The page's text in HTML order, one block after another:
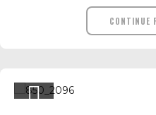
CONTINUE